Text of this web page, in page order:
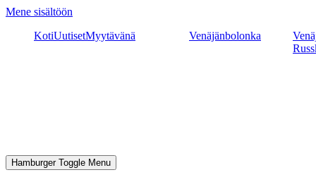
Mene sisältöön
KotiUutisetMyytävänä Venäjänbolonka
Hamburger Toggle Menu